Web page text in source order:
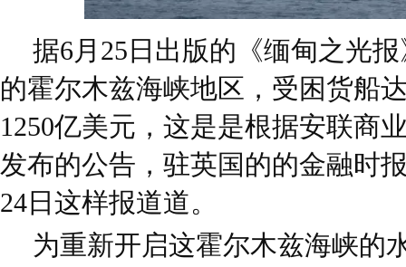
据6月25日出版的《缅甸之光
的霍尔木兹海峡地区，受困货船
1250亿美元，这是是根据安联商
发布的公告，驻英国的的金融时
24日这样报道道。
为重新开启这霍尔木兹海峡的